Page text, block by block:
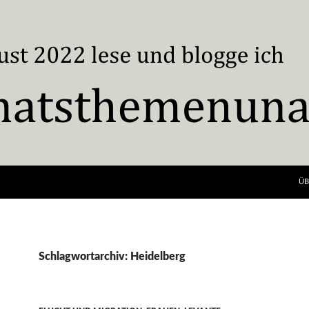
Schlagwortarchiv: Heidelberg